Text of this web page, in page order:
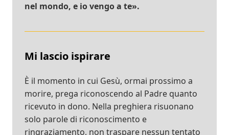
nel mondo, e io vengo a te».
Mi lascio ispirare
È il momento in cui Gesù, ormai prossimo a
morire, prega riconoscendo al Padre quanto
ricevuto in dono. Nella preghiera risuonano
solo parole di riconoscimento e
ringraziamento, non traspare nessun tentato